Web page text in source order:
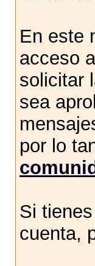
En este
acceso
solicitar
sea
por lo
Si
cuenta,